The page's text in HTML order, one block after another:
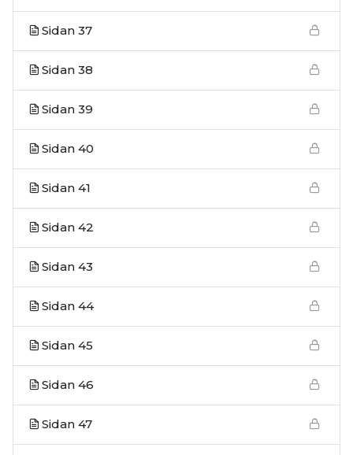
Sidan 37
Sidan 38
Sidan 39
Sidan 40
Sidan 41
Sidan 42
Sidan 43
Sidan 44
Sidan 45
Sidan 46
Sidan 47